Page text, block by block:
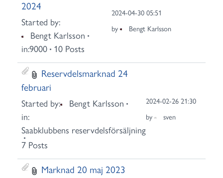
2024
Started by:
Bengt Karlsson
in:9000 10 Posts
2024-04-30 05:51
by
Bengt Karlsson
Reservdelsmarknad 24
februari
Started by:
Bengt Karlsson
in:
Saabklubbens reservdelsförsäljning
7 Posts
2024-02-26 21:30
by
sven
Marknad 20 maj 2023